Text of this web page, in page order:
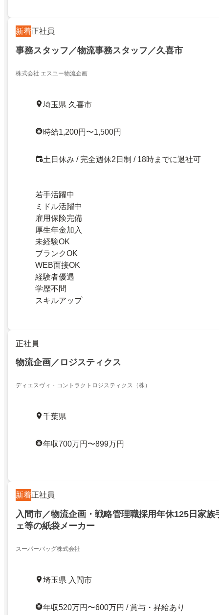
新着正社員
事務スタッフ／物流事務スタッフ／久喜市
株式会社 エスユー物流企画
埼玉県 久喜市
時給1,200円〜1,500円
土日休み / 完全週休2日制 / 18時までに退社可
若手活躍中
ミドル活躍中
雇用保険完備
厚生年金加入
未経験OK
ブランクOK
WEB面接OK
経験者優遇
学歴不問
スキルアップ
正社員
物流企画／ロジスティクス
ディエスヴィ・コントラクトロジスティクス（株）
千葉県
年収700万円〜899万円
新着正社員
入間市／物流企画・戦略管理職採用年休125日家族
ェ等の紙袋メーカー
スーパーバッグ株式会社
埼玉県 入間市
年収520万円〜600万円 / 賞与・昇給あり